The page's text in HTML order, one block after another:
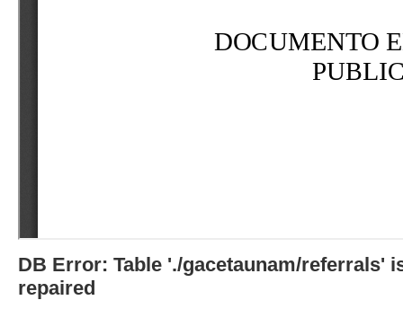
DB Error: Table './gacetaunam/referrals'
repaired